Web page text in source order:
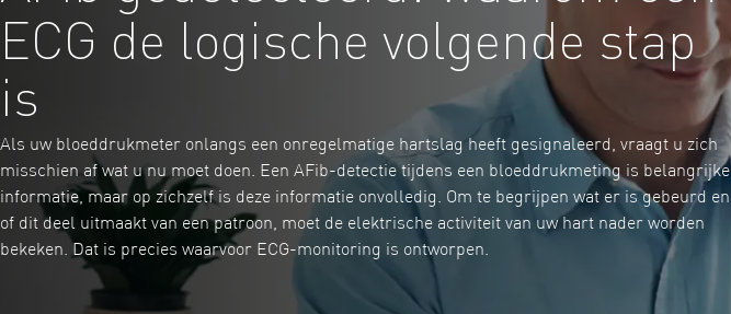
ECG de logische volgende stap
is
Als uw bloeddrukmeter onlangs een onregelmatige hartslag heeft gesignaleerd, vraagt u zich
misschien af wat u nu moet doen. Een AFib-detectie tijdens een bloeddrukmeting is belangrijke
informatie, maar op zichzelf is deze informatie onvolledig. Om te begrijpen wat er is gebeurd en
of dit deel uitmaakt van een patroon, moet de elektrische activiteit van uw hart nader worden
bekeken. Dat is precies waarvoor ECG-monitoring is ontworpen.